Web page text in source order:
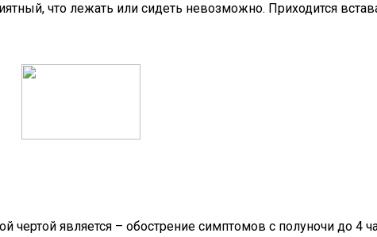
что лежать или сидеть невозможно. Приходится
является – обострение симптомов с полуночи до 4